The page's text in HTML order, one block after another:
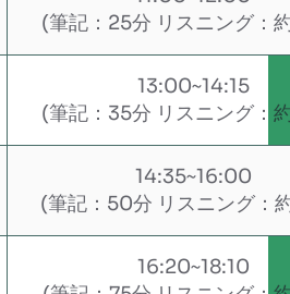
(筆記：25分 リスニング：
13:00~14:15
(筆記：35分 リスニング：
14:35~16:00
(筆記：50分 リスニング：
16:20~18:10